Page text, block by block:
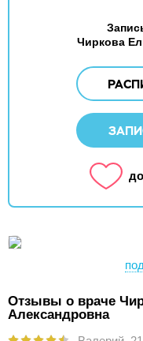
Чиркова
Отзывы о враче
Александровна